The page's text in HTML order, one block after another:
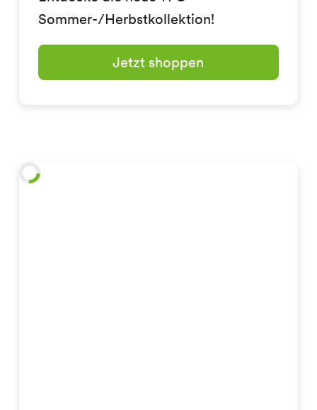
Sommer-/Herbstkollektion!
Jetzt shoppen